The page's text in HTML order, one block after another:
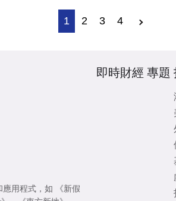
1 2 3 4
應用程式，如
《新假
即時財經 專題